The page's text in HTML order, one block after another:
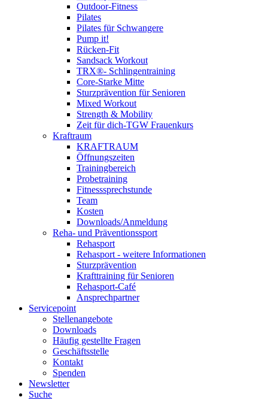
Outdoor-Fitness
Pilates
Pilates für Schwangere
Pump it!
Rücken-Fit
Sandsack Workout
TRX®- Schlingentraining
Core-Starke Mitte
Sturzprävention für Senioren
Mixed Workout
Strength & Mobility
Zeit für dich-TGW Frauenkurs
Kraftraum
KRAFTRAUM
Öffnungszeiten
Trainingbereich
Probetraining
Fitnesssprechstunde
Team
Kosten
Downloads/Anmeldung
Reha- und Präventionssport
Rehasport
Rehasport - weitere Informationen
Sturzprävention
Krafttraining für Senioren
Rehasport-Café
Ansprechpartner
Servicepoint
Stellenangebote
Downloads
Häufig gestellte Fragen
Geschäftsstelle
Kontakt
Spenden
Newsletter
Suche